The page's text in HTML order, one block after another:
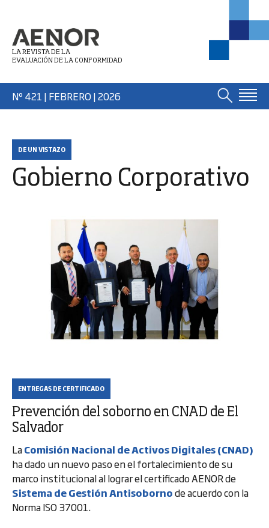
LA REVISTA DE LA
EVALUACIÓN DE LA CONFORMIDAD
Nº 421 | FEBRERO| 2026
DE UN VISTAZO
Gobierno Corporativo
ENTREGAS DE CERTIFICADO
Prevención del soborno en CNAD de El
Salvador
LaComisión Nacional de Activos Digitales (CNAD)
ha dado un nuevo paso en el fortalecimiento de su
marco institucional al lograr el certificado AENOR de
Sistema de Gestión Antisobornode acuerdo con la
Norma ISO 37001.